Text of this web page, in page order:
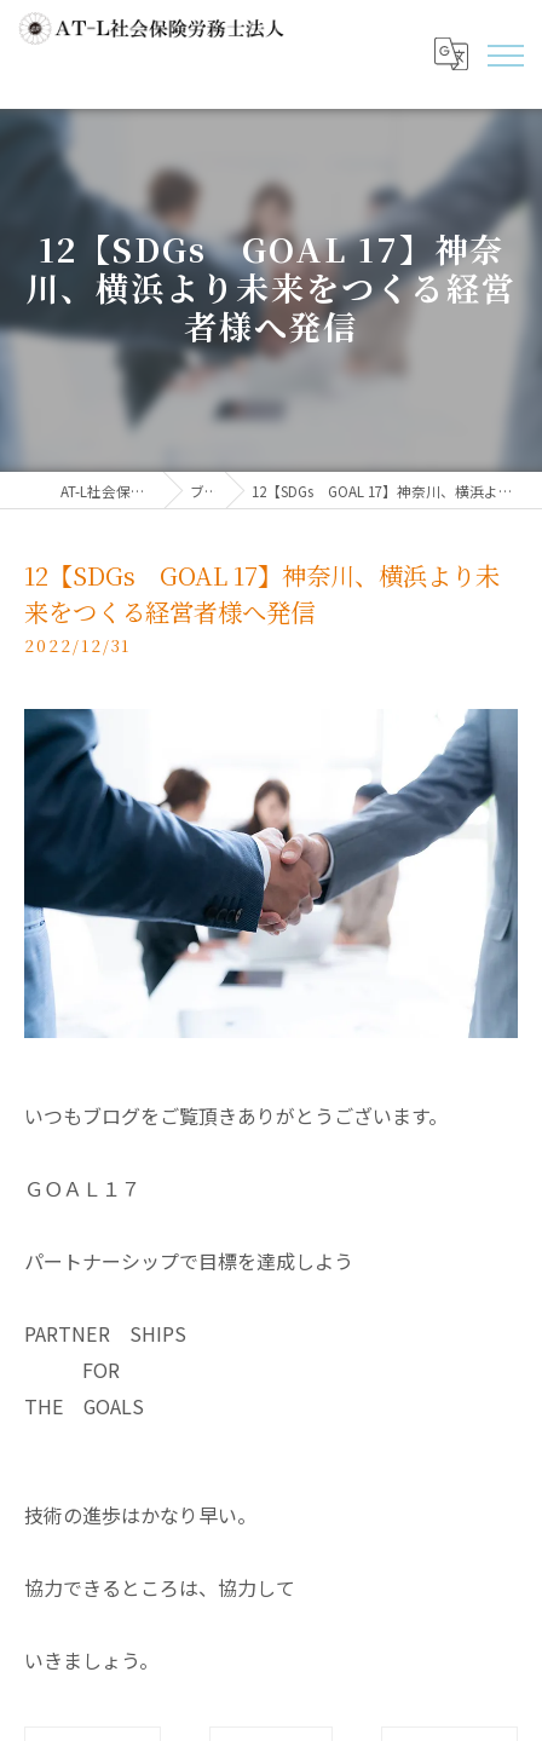
12【SDGs GOAL 17】神奈
川、横浜より未来をつくる経営
者様へ発信
AT-L社会保険労務士法人 ブログ 12【SDGs GOAL 17】神奈川、横浜より未来をつくる経営者様へ発信
12【SDGs GOAL 17】神奈川、横浜より未
来をつくる経営者様へ発信
2022/12/31
いつもブログをご覧頂きありがとうございます。
ＧＯＡＬ１７
パートナーシップで目標を達成しよう
PARTNER SHIPS
FOR
THE GOALS
技術の進歩はかなり早い。
協力できるところは、協力して
いきましょう。